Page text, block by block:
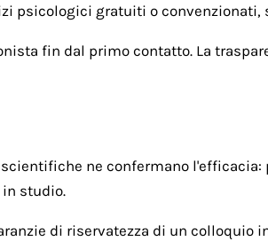
psicologici gratuiti o
fin dal primo contatto. La
ne confermano
studio.
di riservatezza di un colloquio